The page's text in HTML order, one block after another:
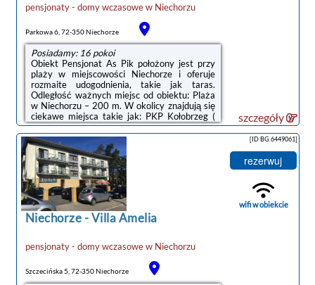
noclegi Niechorze
pensjonaty - domy wczasowew Niechorzu
Parkowa 6, 72-350 Niechorze
Posiadamy: 16 pokoi
Obiekt Pensjonat As Pik położony jest przy
plaży w miejscowości Niechorze i oferuje
rozmaite udogodnienia, takie jak taras.
Odległość ważnych miejsc od obiektu: Plaża
w Niechorzu – 200 m. W okolicy znajdują się
ciekawe miejsca takie jak: PKP Kołobrzeg (
47 km), Molo w Kołobrzegu ( 48 km), Latarnia
morska w Kołobrzegu ( 48 km). Na terenie
obiektu znajduje się prywatny
parking.Prywatna łazienka wyposażona jest
w wannę lub prysznic. W każdym pokoju w
obiekcie zapewniono prywatną łazienkę.W
obiekcie Goście mogą grać w tenisa
stołowego.Odległość ważnych miejsc od
obiektu: ...
szczegóły
Niechorze-Villa Amelia
pensjonaty - domy wczasowew Niechorzu
Szczecińska 5, 72-350 Niechorze
[ID BG.6449061]
rezerwuj
wifi w obiekcie